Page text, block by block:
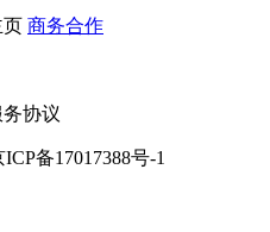
页 商务合作
协议
ICP备17017388号-1